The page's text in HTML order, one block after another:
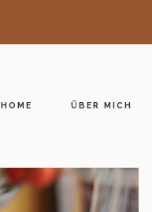
HOME ÜBER MICH